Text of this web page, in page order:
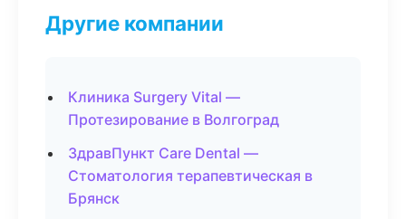
Другие компании
Клиника Surgery Vital —
Протезирование в Волгоград
ЗдравПункт Care Dental —
Стоматология терапевтическая в
Брянск